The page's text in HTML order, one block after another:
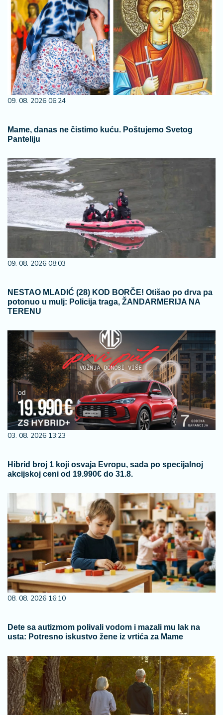
09. 08. 2026 06:24
Mame, danas ne čistimo kuću. Poštujemo Svetog
Panteliju
09. 08. 2026 08:03
NESTAO MLADIĆ (28) KOD BORČE! Otišao po drva pa
potonuo u mulj: Policija traga, ŽANDARMERIJA NA
TERENU
03. 08. 2026 13:23
Hibrid broj 1 koji osvaja Evropu, sada po specijalnoj
akcijskoj ceni od 19.990€ do 31.8.
08. 08. 2026 16:10
Dete sa autizmom polivali vodom i mazali mu lak na
usta: Potresno iskustvo žene iz vrtića za Mame